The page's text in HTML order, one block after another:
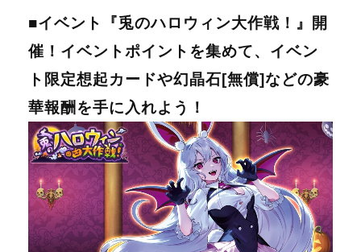
■イベント『兎のハロウィン大作戦！』開
催！イベントポイントを集めて、イベン
ト限定想起カードや幻晶石[無償]などの豪
華報酬を手に入れよう！